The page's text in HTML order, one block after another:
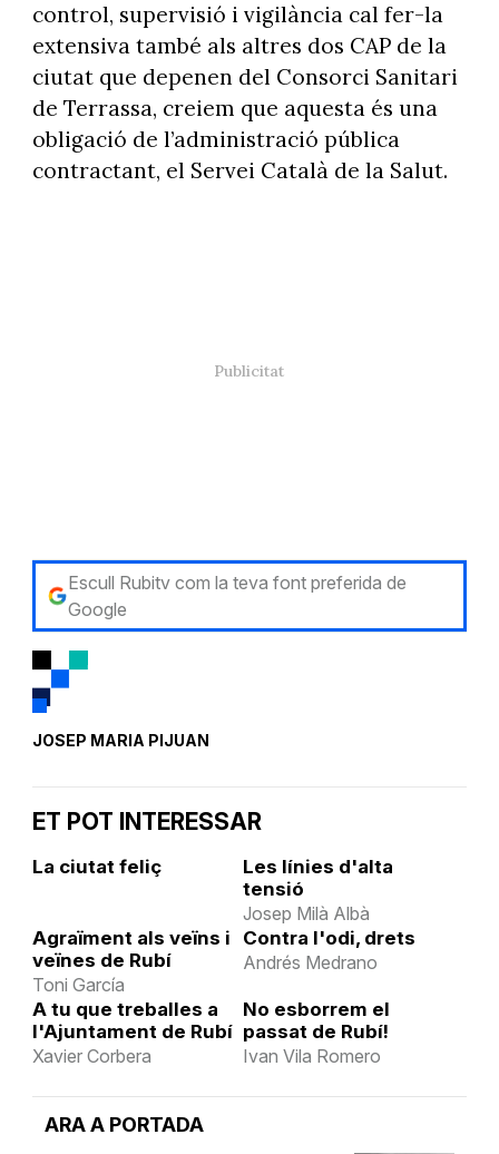
ARA A PORTADA
control, supervisió i vigilància cal fer-la
extensiva també als altres dos CAP de la
ciutat que depenen del Consorci Sanitari
de Terrassa, creiem que aquesta és una
obligació de l’administració pública
contractant, el Servei Català de la Salut.
Escull Rubitv com la teva font preferida de
Google
JOSEP MARIA PIJUAN
ET POT INTERESSAR
La ciutat feliç
Les línies d'alta
tensió
Josep Milà Albà
Agraïment als veïns i
veïnes de Rubí
Toni García
Contra l'odi, drets
Andrés Medrano
A tu que treballes a
l'Ajuntament de Rubí
Xavier Corbera
No esborrem el
passat de Rubí!
Ivan Vila Romero